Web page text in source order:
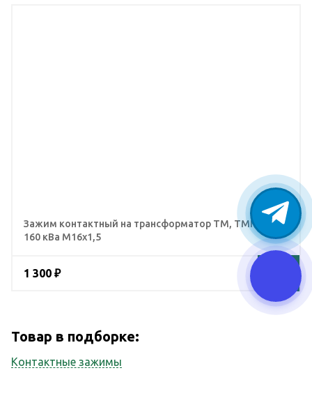
Зажим контактный на трансформатор ТМ, ТМГ, ТМЗ
160 кВа М16х1,5
1 300 ₽
Товар в подборке:
Контактные зажимы